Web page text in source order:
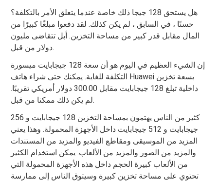
هل يستحق 128 جيجا ذلك خاصة عندما يتعلق الأمر بالتكلفة؟
حسنًا ، في السابق ، لم يكن كذلك. لقد دفعوا مبلغًا كبيرًا من
المال مقابل قدر كبير من مساحة التخزين. أبل تتقاضى مليون
دولار من قبل.
إن الشيء العظيم في اليوم هو أن سعة 128 جيجابايت ميسورة
التكلفة للغاية. يمكنك حتى شراء هاتف Huawei بسعة تخزين
داخلية تبلغ 128 جيجابايت مقابل 300.00 دولار أمريكي تقريبًا.
لم يكن ذلك ممكنا من قبل.
كثير من الناس يهتمون بمساحة التخزين 128 جيجابايت و 256
جيجابايت و 512 جيجابايت داخل الأجهزة المحمولة. وهذا يعني
المزيد من الموسيقى ومقاطع الفيديو والمزيد من المستندات
والمزيد من الصور والمزيد من الألعاب. يمكن استخدام الكثير
من الألعاب كبيرة الحجم داخل هذه الأجهزة المحمولة التي
تحتوي على مساحة تخزين كبيرة وسيتوق الناس إلى ممارسة